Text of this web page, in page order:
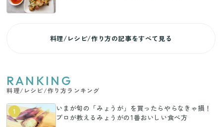
料理/レシピ/作り方の記事をすべて見る
RANKING
料理/レシピ/作り方ランキング
1
いまが旬の「みょうが」を買ったらやらなきゃ損！
プロが教えるみょうがの1番おいしい食べ方